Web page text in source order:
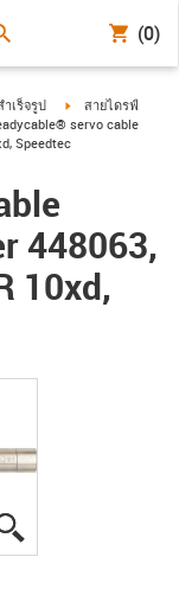
(0)
right
เร็จรูป igus-icon-arrow-
สายไดรฟ์
icon-arrow-rightservo cable
Speedtec
448063,
10xd,